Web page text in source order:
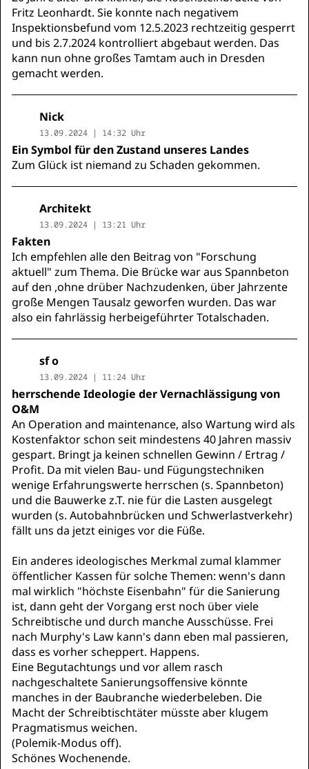
Fritz Leonhardt. Sie konnte nach negativem
Inspektionsbefund vom 12.5.2023 rechtzeitig gesperrt
und bis 2.7.2024 kontrolliert abgebaut werden. Das
kann nun ohne großes Tamtam auch in Dresden
gemacht werden.
Nick
13.09.2024 | 14:32 Uhr
Ein Symbol für den Zustand unseres Landes
Zum Glück ist niemand zu Schaden gekommen.
Architekt
13.09.2024 | 13:21 Uhr
Fakten
Ich empfehlen alle den Beitrag von "Forschung
aktuell" zum Thema. Die Brücke war aus Spannbeton
auf den ,ohne drüber Nachzudenken, über Jahrzente
große Mengen Tausalz geworfen wurden. Das war
also ein fahrlässig herbeigeführter Totalschaden.
sf o
13.09.2024 | 11:24 Uhr
herrschende Ideologie der Vernachlässigung von
O&M
An Operation and maintenance, also Wartung wird als
Kostenfaktor schon seit mindestens 40 Jahren massiv
gespart. Bringt ja keinen schnellen Gewinn / Ertrag /
Profit. Da mit vielen Bau- und Fügungstechniken
wenige Erfahrungswerte herrschen (s. Spannbeton)
und die Bauwerke z.T. nie für die Lasten ausgelegt
wurden (s. Autobahnbrücken und Schwerlastverkehr)
fällt uns da jetzt einiges vor die Füße.
Ein anderes ideologisches Merkmal zumal klammer
öffentlicher Kassen für solche Themen: wenn's dann
mal wirklich "höchste Eisenbahn" für die Sanierung
ist, dann geht der Vorgang erst noch über viele
Schreibtische und durch manche Ausschüsse. Frei
nach Murphy's Law kann's dann eben mal passieren,
dass es vorher scheppert. Happens.
Eine Begutachtungs und vor allem rasch
nachgeschaltete Sanierungsoffensive könnte
manches in der Baubranche wiederbeleben. Die
Macht der Schreibtischtäter müsste aber klugem
Pragmatismus weichen.
(Polemik-Modus off).
Schönes Wochenende.